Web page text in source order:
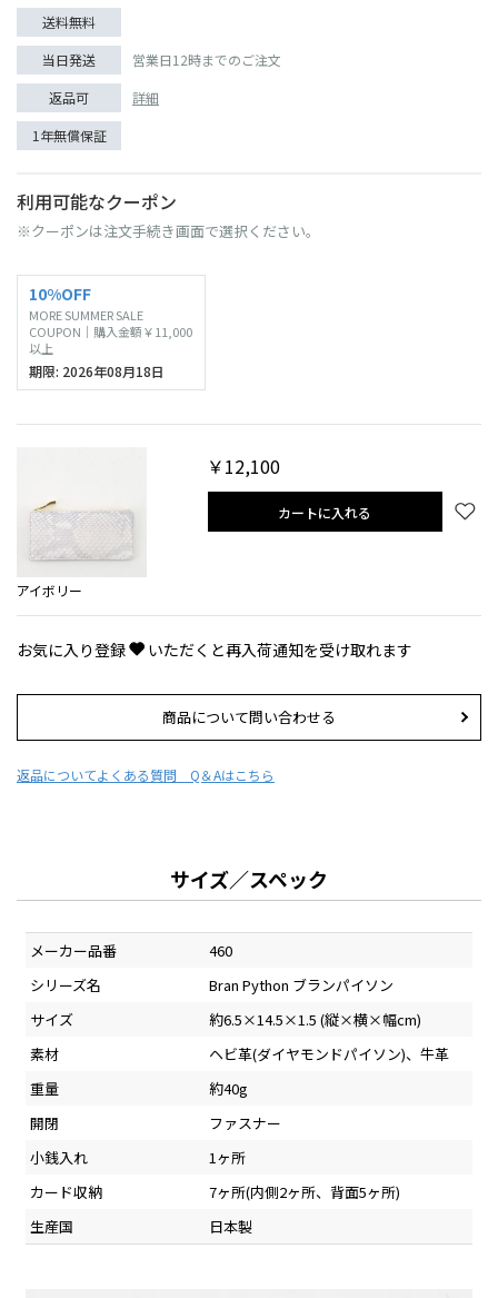
送料無料
当日発送
営業日12時までのご注文
返品可
詳細
1年無償保証
利用可能なクーポン
※クーポンは注文手続き画面で選択ください。
10%OFF
MORE SUMMER SALE
COUPON｜購入金額￥11,000
以上
期限: 2026年08月18日
アイボリー
￥12,100
カートに入れる
お気に入り登録 いただくと再入荷通知を受け取れます
商品について問い合わせる
返品についてよくある質問 Q＆Aはこちら
サイズ／スペック
メーカー品番
460
シリーズ名
Bran Python ブランパイソン
サイズ
約6.5×14.5×1.5 (縦×横×幅cm)
素材
ヘビ革(ダイヤモンドパイソン)、牛革
重量
約40g
開閉
ファスナー
小銭入れ
1ヶ所
カード収納
7ヶ所(内側2ヶ所、背面5ヶ所)
生産国
日本製